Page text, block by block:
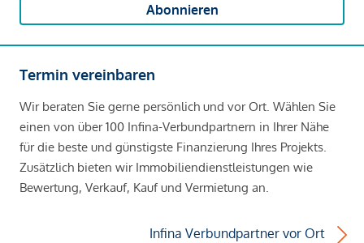
Abonnieren
Termin vereinbaren
Wir beraten Sie gerne persönlich und vor Ort. Wählen Sie
einen von über 100 Infina-Verbundpartnern in Ihrer Nähe
für die beste und günstigste Finanzierung Ihres Projekts.
Zusätzlich bieten wir Immobiliendienstleistungen wie
Bewertung, Verkauf, Kauf und Vermietung an.
Infina Verbundpartner vor Ort